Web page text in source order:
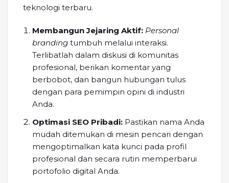
teknologi terbaru.
Membangun Jejaring Aktif: Personal
branding tumbuh melalui interaksi.
Terlibatlah dalam diskusi di komunitas
profesional, berikan komentar yang
berbobot, dan bangun hubungan tulus
dengan para pemimpin opini di industri
Anda.
Optimasi SEO Pribadi: Pastikan nama Anda
mudah ditemukan di mesin pencari dengan
mengoptimalkan kata kunci pada profil
profesional dan secara rutin memperbarui
portofolio digital Anda.